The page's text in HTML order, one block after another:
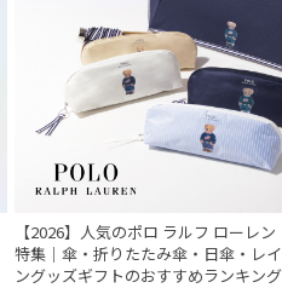
【2026】人気のポロ ラルフ ローレン
特集｜傘・折りたたみ傘・日傘・レイ
ングッズギフトのおすすめランキング